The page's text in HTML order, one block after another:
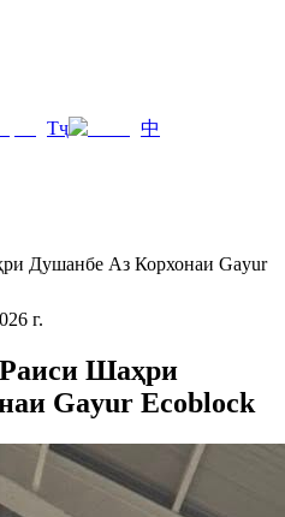
Тҷ 中
Душанбе Аз Корхонаи Gayur
г.
Шаҳри
Gayur Ecoblock